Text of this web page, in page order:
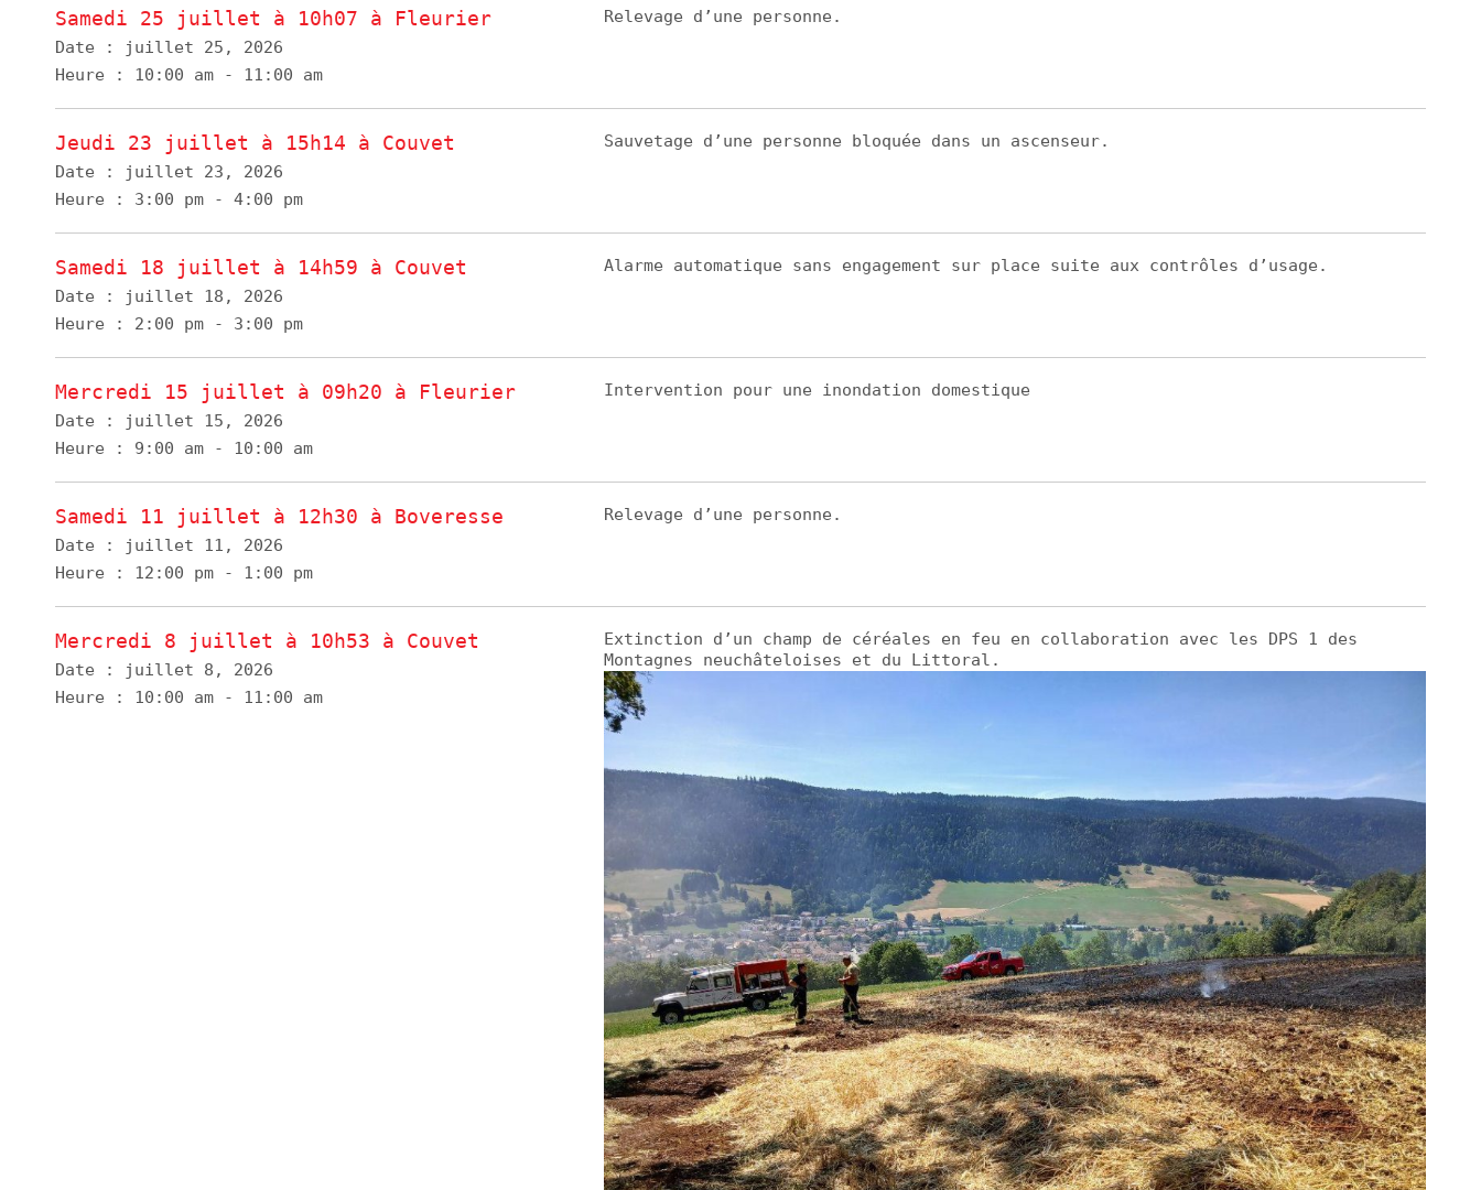
Samedi 25 juillet à 10h07 à Fleurier
Date :
juillet 25, 2026
Heure : 10:00 am - 11:00 am
Relevage d’une personne.
Jeudi 23 juillet à 15h14 à Couvet
Date :
juillet 23, 2026
Heure : 3:00 pm - 4:00 pm
Sauvetage d’une personne bloquée dans un ascenseur.
Samedi 18 juillet à 14h59 à Couvet
Date :
juillet 18, 2026
Heure : 2:00 pm - 3:00 pm
Alarme automatique sans engagement sur place suite aux contrôles d’usage.
Mercredi 15 juillet à 09h20 à Fleurier
Date :
juillet 15, 2026
Heure : 9:00 am - 10:00 am
Intervention pour une inondation domestique
Samedi 11 juillet à 12h30 à Boveresse
Date :
juillet 11, 2026
Heure : 12:00 pm - 1:00 pm
Relevage d’une personne.
Mercredi 8 juillet à 10h53 à Couvet
Date :
juillet 8, 2026
Heure : 10:00 am - 11:00 am
Extinction d’un champ de céréales en feu en collaboration avec les DPS 1 des
Montagnes neuchâteloises et du Littoral.